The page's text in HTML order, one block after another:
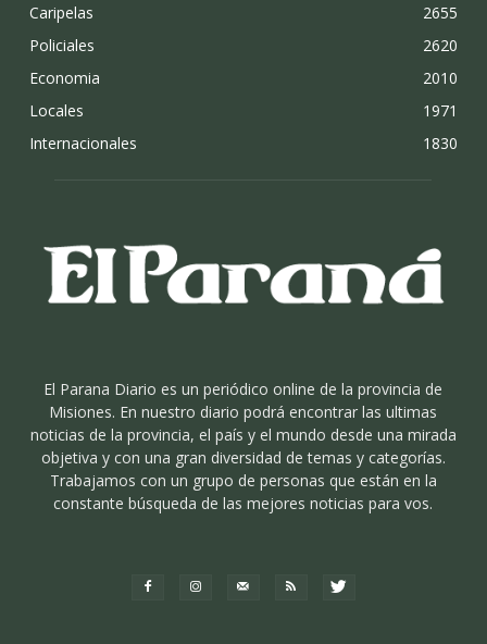
Caripelas
2655
Policiales
2620
Economia
2010
Locales
1971
Internacionales
1830
El Parana Diario es un periódico online de la provincia de
Misiones. En nuestro diario podrá encontrar las ultimas
noticias de la provincia, el país y el mundo desde una mirada
objetiva y con una gran diversidad de temas y categorías.
Trabajamos con un grupo de personas que están en la
constante búsqueda de las mejores noticias para vos.